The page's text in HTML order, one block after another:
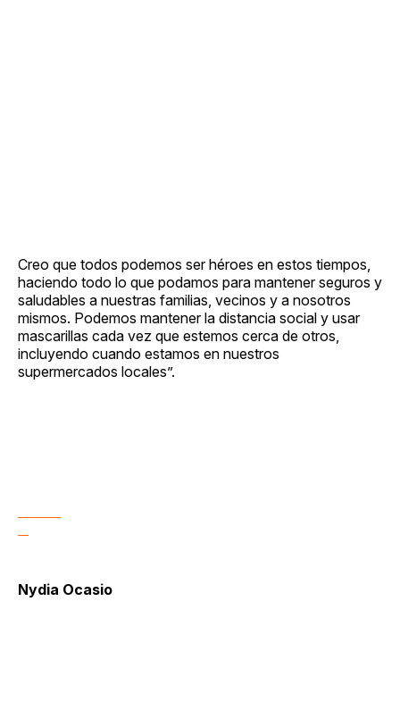
Creo que todos podemos ser héroes en estos tiempos,
haciendo todo lo que podamos para mantener seguros y
saludables a nuestras familias, vecinos y a nosotros
mismos. Podemos mantener la distancia social y usar
mascarillas cada vez que estemos cerca de otros,
incluyendo cuando estamos en nuestros
supermercados locales”.
Nydia Ocasio